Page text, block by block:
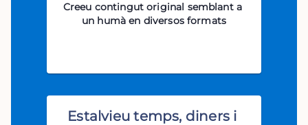
Creeu contingut original semblant a
un humà en diversos formats
Estalvieu temps, diners i